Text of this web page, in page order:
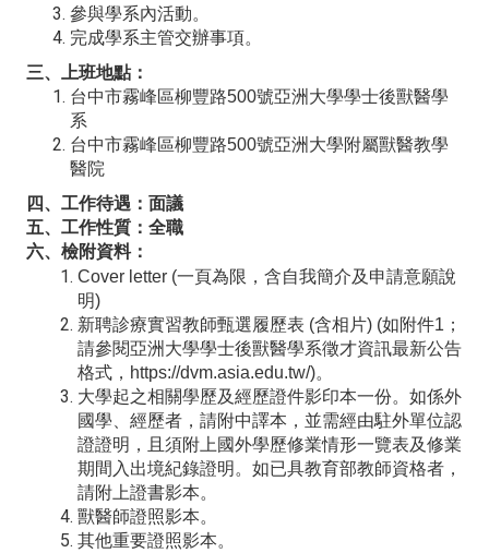
參與學系內活動。
完成學系主管交辦事項。
三、上班地點：
台中市霧峰區柳豐路500號亞洲大學學士後獸醫學
系
台中市霧峰區柳豐路500號亞洲大學附屬獸醫教學
醫院
四、工作待遇：面議
五、工作性質：全職
六、檢附資料：
Cover letter (一頁為限，含自我簡介及申請意願說
明)
新聘診療實習教師甄選履歷表 (含相片) (如附件1；
請參閱亞洲大學學士後獸醫學系徵才資訊最新公告
格式，https://dvm.asia.edu.tw/)。
大學起之相關學歷及經歷證件影印本一份。如係外
國學、經歷者，請附中譯本，並需經由駐外單位認
證證明，且須附上國外學歷修業情形一覽表及修業
期間入出境紀錄證明。如已具教育部教師資格者，
請附上證書影本。
獸醫師證照影本。
其他重要證照影本。